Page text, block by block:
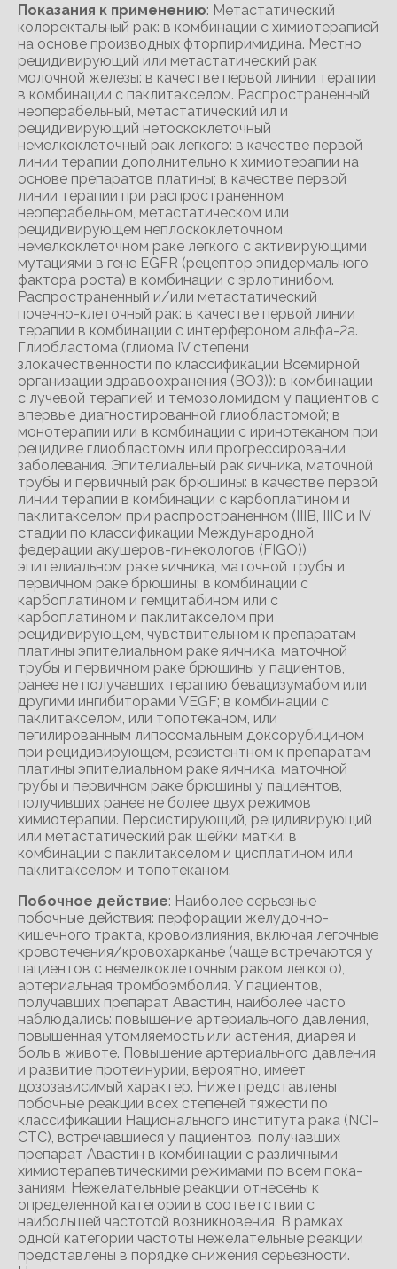
Показания к применению: Метастатический
колоректальный рак: в комбинации с химиотерапией
на основе производных фторпиримидина. Местно
рецидивирующий или метастатический рак
молочной железы: в качестве первой линии терапии
в комбинации с паклитакселом. Распространенный
неоперабельный, метастатический ил и
рецидивирующий нетоскоклеточный
немелкоклеточный рак легкого: в качестве первой
линии терапии дополнительно к химиотерапии на
основе препаратов платины; в качестве первой
линии терапии при распространенном
неоперабельном, метастатическом или
рецидивирующем неплоскоклеточном
немелкоклеточном раке легкого с активирующими
мутациями в гене EGFR (рецептор эпидермального
фактора роста) в комбинации с эрлотинибом.
Распространенный и/или метастатический
почечно-клеточный рак: в качестве первой линии
терапии в комбинации с интерфероном альфа-2а.
Глиобластома (глиома IV степени
злокачественности по классификации Всемирной
организации здравоохранения (ВОЗ)): в комбинации
с лучевой терапией и темозоломидом у пациентов с
впервые диагностированной глиобластомой; в
монотерапии или в комбинации с иринотеканом при
рецидиве глиобластомы или прогрессировании
заболевания. Эпителиальный рак яичника, маточной
трубы и первичный рак брюшины: в качестве первой
линии терапии в комбинации с карбоплатином и
паклитакселом при распространенном (IIIB, IIIС и IV
стадии по классификации Международной
федерации акушеров-гинекологов (FIGO))
эпителиальном раке яичника, маточной трубы и
первичном раке брюшины; в комбинации с
карбоплатином и гемцитабином или с
карбоплатином и паклитакселом при
рецидивирующем, чувствительном к препаратам
платины эпителиальном раке яичника, маточной
трубы и первичном раке брюшины у пациентов,
ранее не получавших терапию бевацизумабом или
другими ингибиторами VEGF; в комбинации с
паклитакселом, или топотеканом, или
пегилированным липосомальным доксорубицином
при рецидивирующем, резистентном к препаратам
платины эпителиальном раке яичника, маточной
грубы и первичном раке брюшины у пациентов,
получивших ранее не более двух режимов
химиотерапии. Персистирующий, рецидивирующий
или метастатический рак шейки матки: в
комбинации с паклитакселом и цисплатином или
паклитакселом и топотеканом.
Побочное действие: Наиболее серьезные
побочные действия: перфорации желудочно-
кишечного тракта, кровоизлияния, включая легочные
кровотечения/кровохарканье (чаще встречаются у
пациентов с немелкоклеточным раком легкого),
артериальная тромбоэмболия. У пациентов,
получавших препарат Авастин, наиболее часто
наблюдались: повышение артериального давления,
повышенная утомляемость или астения, диарея и
боль в животе. Повышение артериального давления
и развитие протеинурии, вероятно, имеет
дозозависимый характер. Ниже представлены
побочные реакции всех степеней тяжести по
классификации Национального института рака (NCI-
CTC), встречавшиеся у пациентов, получавших
препарат Авастин в комбинации с различными
химиотерапевтическими режимами по всем пока-
заниям. Нежелательные реакции отнесены к
определенной категории в соответствии с
наибольшей частотой возникновения. В рамках
одной категории частоты нежелательные реакции
представлены в порядке снижения серьезности.